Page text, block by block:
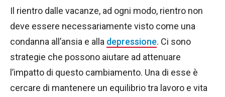
Il rientro dalle vacanze, ad ogni modo, rientro non
deve essere necessariamente visto come una
condanna all’ansia e alla depressione. Ci sono
strategie che possono aiutare ad attenuare
l’impatto di questo cambiamento. Una di esse è
cercare di mantenere un equilibrio tra lavoro e vita